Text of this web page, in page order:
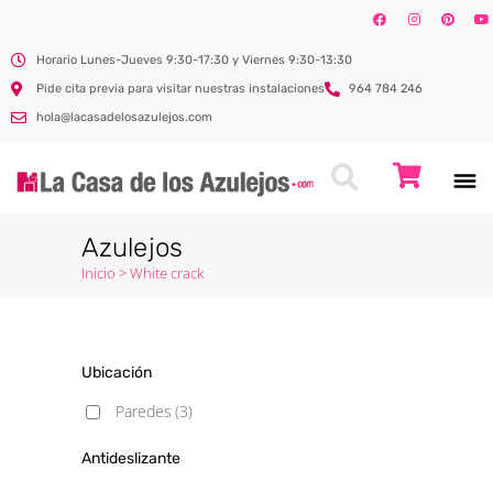
Horario Lunes-Jueves 9:30-17:30 y Viernes 9:30-13:30
Pide cita previa para visitar nuestras instalaciones
964 784 246
hola@lacasadelosazulejos.com
Azulejos
Inicio >White crack
Ubicación
Paredes (3)
Antideslizante